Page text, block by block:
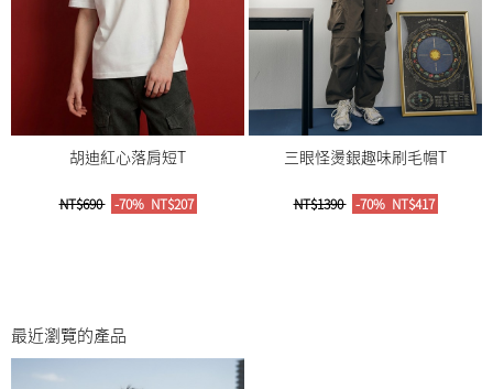
胡迪紅心落肩短T
NT$690 -70% NT$207
三眼怪燙銀趣味刷毛帽T
NT$1390 -70% NT$417
最近瀏覽的產品